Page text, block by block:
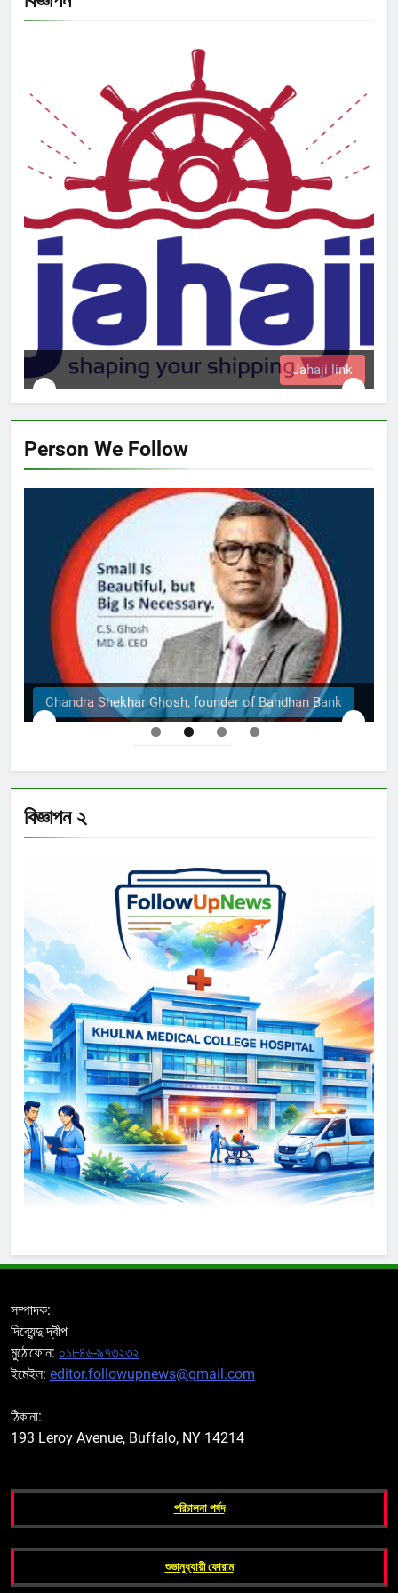
Jahaji link
Person We Follow
Ghosh, founder of Bandhan Bank The
বিজ্ঞাপন ২
সম্পাদক:
দিব্যেন্দু দ্বীপ
মুঠোফোন: ০১৮৪৬-৯৭৩২৩২
ইমেইল: editor.followupnews@gmail.com
ঠিকানা:
193 Leroy Avenue, Buffalo, NY 14214
পরিচালনা পর্ষদ
শুভানুধ্যায়ী ফোরাম